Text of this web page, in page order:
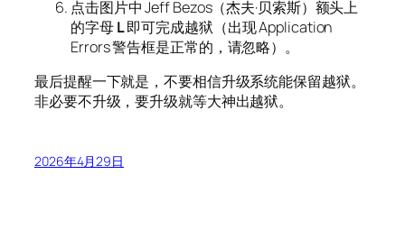
点击图片中 Jeff Bezos（杰夫·贝索斯）额头上
的字母L即可完成越狱（出现 Application
Errors 警告框是正常的，请忽略）。
最后提醒一下就是，不要相信升级系统能保留越狱。
非必要不升级，要升级就等大神出越狱。
2026年4月29日